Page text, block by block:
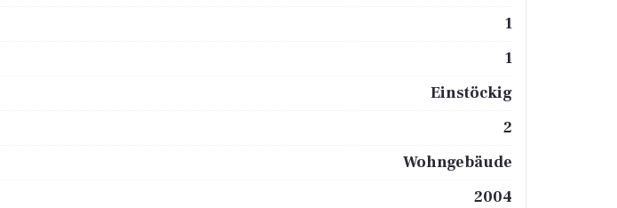
1
1
Einstöckig
2
Wohngebäude
2004